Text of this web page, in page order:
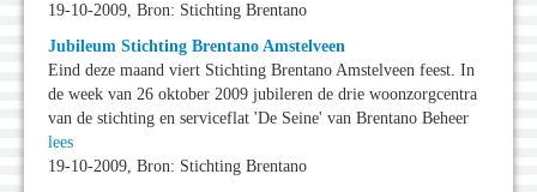
19-10-2009, Bron: Stichting Brentano
Jubileum Stichting Brentano Amstelveen
Eind deze maand viert Stichting Brentano Amstelveen feest. In
de week van 26 oktober 2009 jubileren de drie woonzorgcentra
van de stichting en serviceflat 'De Seine' van Brentano Beheer
lees
19-10-2009, Bron: Stichting Brentano